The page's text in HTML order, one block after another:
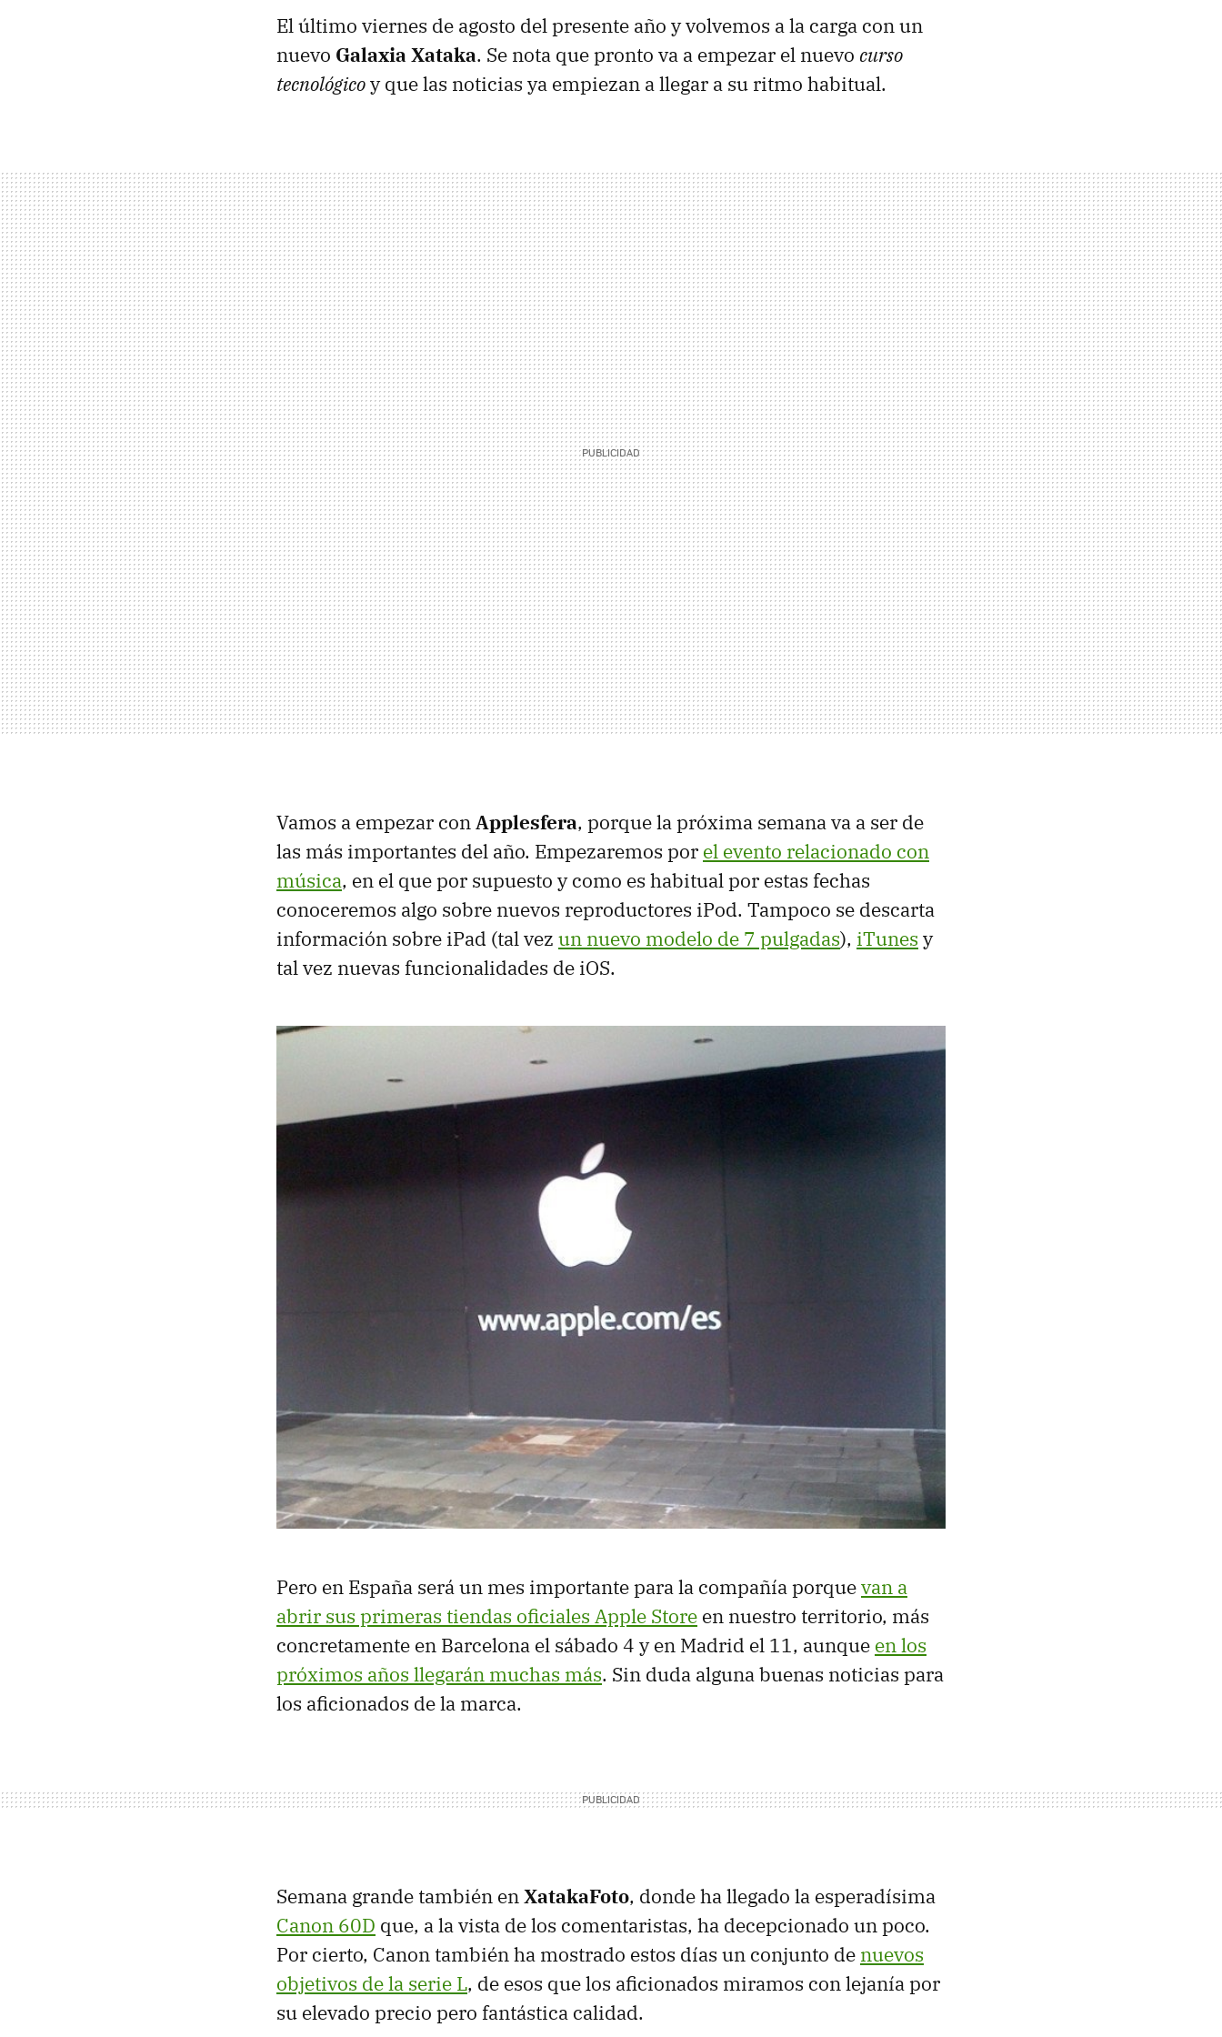
El último viernes de agosto del presente año y volvemos a la carga con un
nuevo Galaxia Xataka. Se nota que pronto va a empezar el nuevo curso
tecnológicoy que las noticias ya empiezan a llegar a su ritmo habitual.
Vamos a empezar conApplesfera, porque la próxima semana va a ser de
las más importantes del año. Empezaremos por el evento relacionado con
música, en el que por supuesto y como es habitual por estas fechas
conoceremos algo sobre nuevos reproductores iPod. Tampoco se descarta
información sobre iPad (tal vez un nuevo modelo de 7 pulgadas), iTunes y
tal vez nuevas funcionalidades de iOS.
Pero en España será un mes importante para la compañía porquevan a
abrir sus primeras tiendas oficiales Apple Store en nuestro territorio, más
concretamente en Barcelona el sábado 4 y en Madrid el 11, aunque en los
próximos años llegarán muchas más. Sin duda alguna buenas noticias para
los aficionados de la marca.
Semana grande también en XatakaFoto, donde ha llegado la esperadísima
Canon 60D que, a la vista de los comentaristas, ha decepcionado un poco.
Por cierto, Canon también ha mostrado estos días un conjunto de nuevos
objetivos de la serie L, de esos que los aficionados miramos con lejanía por
su elevado precio pero fantástica calidad.